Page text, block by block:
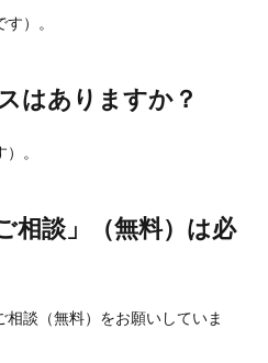
）。
はありますか？
。
相談」（無料）は必
談（無料）をお願いしていま